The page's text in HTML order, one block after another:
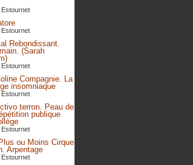
Rebondissant.
(Sarah
Compagnie. La
insomniaque
terron. Peau de
publique
ou Moins Cirque
Arpentage